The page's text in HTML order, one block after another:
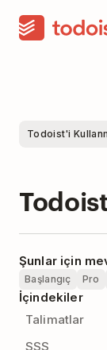
Todoist'i
Şunlar için
Başlangıç Pro
İçindekiler
Talimatlar
SSS